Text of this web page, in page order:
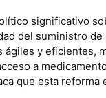
significativo
del suministro
ágiles y
a
que esta